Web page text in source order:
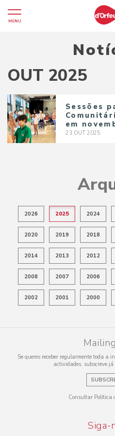
MENU
OUT 2025
Sessões
em
23 OUT 2025
2026 2025 2024
2020 2019 2018
2014 2013 2012
2008 2007 2006
2002 2001 2000
Se queres receber regularmente toda a
actividades, subscreve
Consultar Política
Siga-